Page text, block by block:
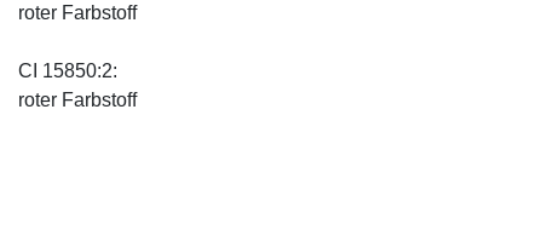
roter Farbstoff
CI 15850:2:
roter Farbstoff